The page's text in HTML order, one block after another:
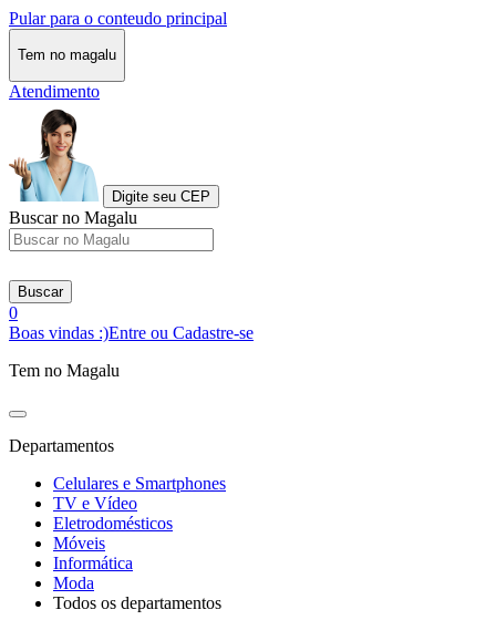
Pular para o conteudo principal
Tem no magalu
Atendimento
Digite seu CEP
Buscar no Magalu
Buscar
0
Boas vindas :)Entre ou Cadastre-se
Tem no Magalu
Departamentos
Celulares e Smartphones
TV e Vídeo
Eletrodomésticos
Móveis
Informática
Moda
Todos os departamentos